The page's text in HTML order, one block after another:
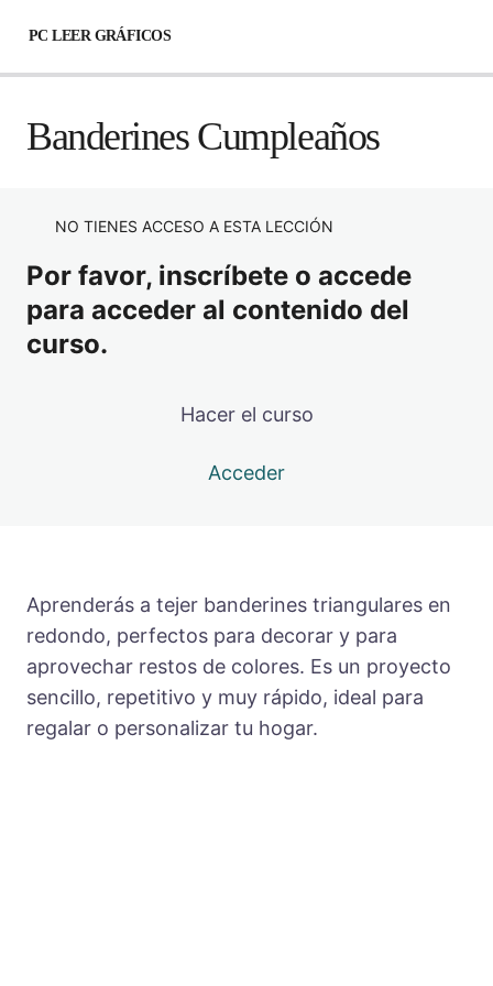
PC LEER GRÁFICOS
Leer Gráficos
Banderines Cumpleaños
NO TIENES ACCESO A ESTA LECCIÓN
Por favor, inscríbete o accede
para acceder al contenido del
curso.
Hacer el curso
Acceder
Aprenderás a tejer banderines triangulares en
redondo, perfectos para decorar y para
aprovechar restos de colores. Es un proyecto
sencillo, repetitivo y muy rápido, ideal para
regalar o personalizar tu hogar.